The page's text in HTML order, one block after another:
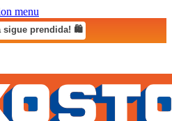
menu
sigue prendida! 🛍️